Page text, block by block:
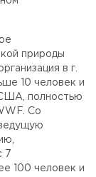
природы
в г.
10 человек и
полностью
Со
7
100 человек и